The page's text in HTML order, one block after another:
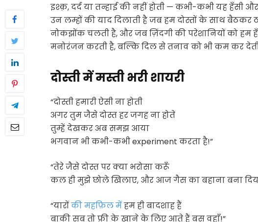
इश्क़, दर्द या तन्हाई की नहीं होती — कभी-कभी यह हँसी
उन लम्हों की याद दिलाती है जब हम दोस्तों के साथ
नोकझोंक चलती है, और जब ज़िंदगी की परेशानियों को हम
मनोरंजन करती है, बल्कि दिल से तनाव को भी कम कर देती
दोस्ती में मस्ती भरी शायरी
“दोस्ती हमारी ऐसी ना होती
अगर तुम जैसे दोस्त हर जगह ना होते
तुम्हें देखकर अब समझ आया
भगवान भी कभी-कभी experiment करता है!”
“तेरे जैसे दोस्त पर क्या भरोसा करूँ
कल ही मुझे छोले खिलाए, और आज गैस का बहाना बना
“यारोंकी महफ़िल मेंहम ही बादशाह हैं
बाकी सब तो फ्री के खाने के लिए आते हैं बस वहाँ!”